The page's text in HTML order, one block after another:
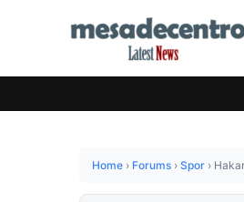
Home › Forums › Spor ›